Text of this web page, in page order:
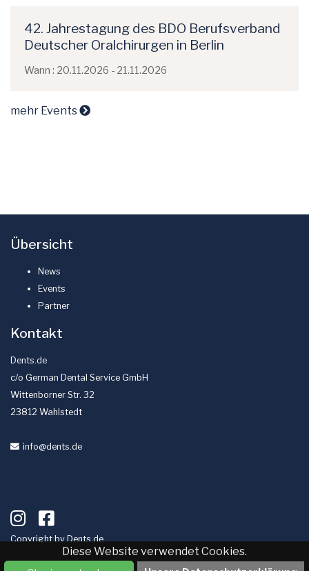
42. Jahrestagung des BDO Berufsverband
Deutscher Oralchirurgen in Berlin
Wann : 20.11.2026 - 21.11.2026
mehr Events
Übersicht
News
Events
Partner
Kontakt
Dents.de
c/o German Dental Service GmbH
Wittenborner Str. 32
23812 Wahlstedt
info@dents.de
Copyright byDents.de
Impressum Datenschutz
Diese Website verwendet Cookies.